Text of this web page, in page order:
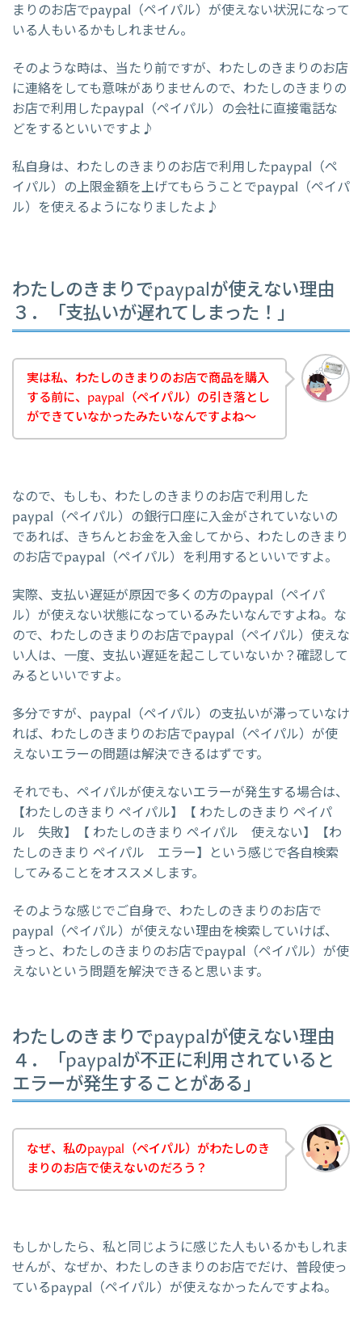
まりのお店でpaypal（ペイパル）が使えない状況になって
いる人もいるかもしれません。
そのような時は、当たり前ですが、わたしのきまりのお店
に連絡をしても意味がありませんので、わたしのきまりの
お店で利用したpaypal（ペイパル）の会社に直接電話な
どをするといいですよ♪
私自身は、わたしのきまりのお店で利用したpaypal（ペ
イパル）の上限金額を上げてもらうことでpaypal（ペイパ
ル）を使えるようになりましたよ♪
わたしのきまりでpaypalが使えない理由
３．「支払いが遅れてしまった！」
実は私、わたしのきまりのお店で商品を購入
する前に、paypal（ペイパル）の引き落とし
ができていなかったみたいなんですよね～
なので、もしも、わたしのきまりのお店で利用した
paypal（ペイパル）の銀行口座に入金がされていないの
であれば、きちんとお金を入金してから、わたしのきまり
のお店でpaypal（ペイパル）を利用するといいですよ。
実際、支払い遅延が原因で多くの方のpaypal（ペイパ
ル）が使えない状態になっているみたいなんですよね。な
ので、わたしのきまりのお店でpaypal（ペイパル）使えな
い人は、一度、支払い遅延を起こしていないか？確認して
みるといいですよ。
多分ですが、paypal（ペイパル）の支払いが滞っていなけ
れば、わたしのきまりのお店でpaypal（ペイパル）が使
えないエラーの問題は解決できるはずです。
それでも、ペイパルが使えないエラーが発生する場合は、
【わたしのきまり ペイパル】【 わたしのきまり ペイパ
ル 失敗】【 わたしのきまり ペイパル 使えない】【わ
たしのきまり ペイパル エラー】という感じで各自検索
してみることをオススメします。
そのような感じでご自身で、わたしのきまりのお店で
paypal（ペイパル）が使えない理由を検索していけば、
きっと、わたしのきまりのお店でpaypal（ペイパル）が使
えないという問題を解決できると思います。
わたしのきまりでpaypalが使えない理由
４．「paypalが不正に利用されていると
エラーが発生することがある」
なぜ、私のpaypal（ペイパル）がわたしのき
まりのお店で使えないのだろう？
もしかしたら、私と同じように感じた人もいるかもしれま
せんが、なぜか、わたしのきまりのお店でだけ、普段使っ
ているpaypal（ペイパル）が使えなかったんですよね。